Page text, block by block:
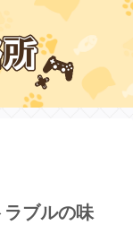
ブルの味